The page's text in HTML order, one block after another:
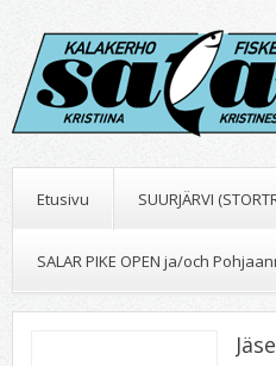
Etusivu SUURJÄRVI
SALAR PIKE OPEN ja/och